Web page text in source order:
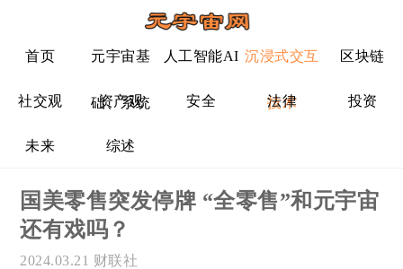
首页 元宇宙基
础、系统
人工智能AI 沉浸式交互
技术
区块链
社交观 资产观 安全 法律 投资
未来 综述
国美零售突发停牌 “全零售”和元宇宙
还有戏吗？
2024.03.21 财联社